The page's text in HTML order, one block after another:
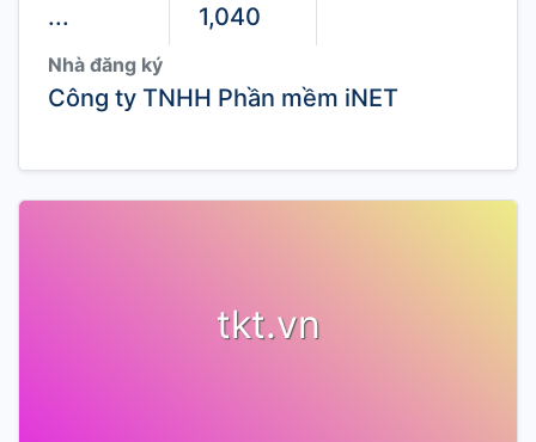
... 1,040
Nhà đăng ký
Công ty TNHH Phần mềm iNET
tkt.vn